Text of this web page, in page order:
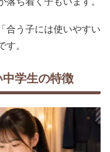
合う子には使いやすい
。
学生の特徴